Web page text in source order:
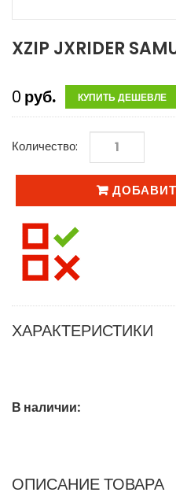
XZIP JXRIDER
0 руб. КУПИТЬ ДЕШЕВЛЕ
Количество:
ХАРАКТЕРИСТИКИ
В наличии:
ОПИСАНИЕ ТОВАРА